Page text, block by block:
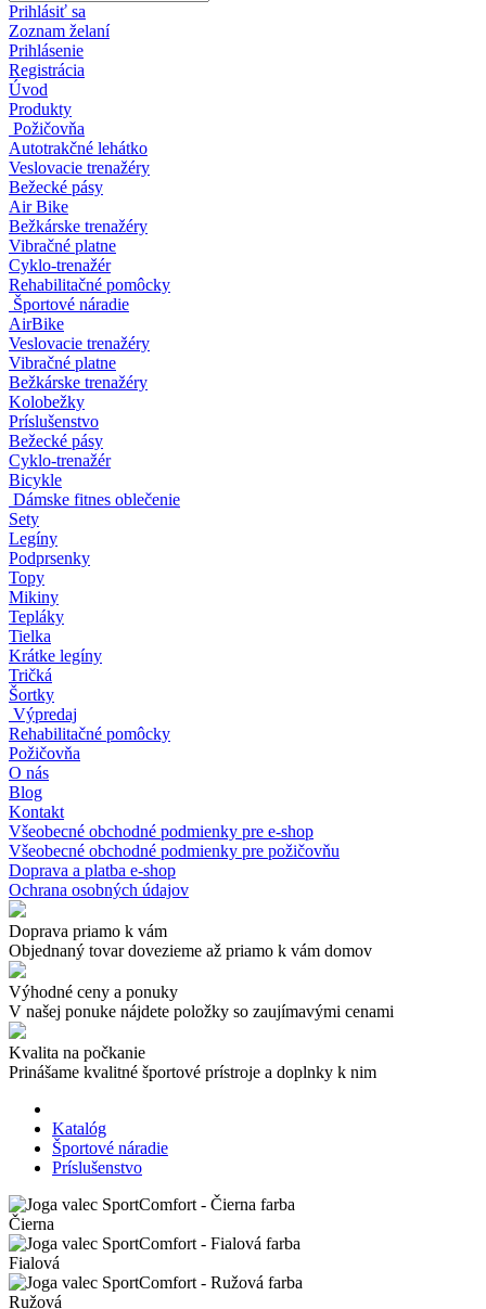
Prihlásiť sa
Zoznam želaní
Prihlásenie
Registrácia
Úvod
Produkty
Požičovňa
Autotrakčné lehátko
Veslovacie trenažéry
Bežecké pásy
Air Bike
Bežkárske trenažéry
Vibračné platne
Cyklo-trenažér
Rehabilitačné pomôcky
Športové náradie
AirBike
Veslovacie trenažéry
Vibračné platne
Bežkárske trenažéry
Kolobežky
Príslušenstvo
Bežecké pásy
Cyklo-trenažér
Bicykle
Dámske fitnes oblečenie
Sety
Legíny
Podprsenky
Topy
Mikiny
Tepláky
Tielka
Krátke legíny
Tričká
Šortky
Výpredaj
Rehabilitačné pomôcky
Požičovňa
O nás
Blog
Kontakt
Všeobecné obchodné podmienky pre e-shop
Všeobecné obchodné podmienky pre požičovňu
Doprava a platba e-shop
Ochrana osobných údajov
Doprava priamo k vám
Objednaný tovar dovezieme až priamo k vám domov
Výhodné ceny a ponuky
V našej ponuke nájdete položky so zaujímavými cenami
Kvalita na počkanie
Prinášame kvalitné športové prístroje a doplnky k nim
Katalóg
Športové náradie
Príslušenstvo
Čierna
Fialová
Ružová